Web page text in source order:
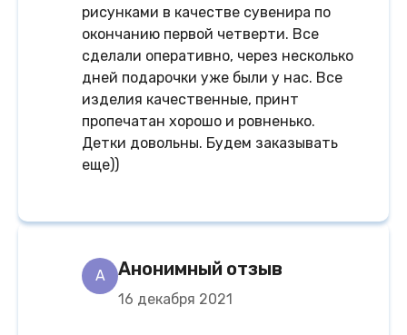
рисунками в качестве сувенира по
окончанию первой четверти. Все
сделали оперативно, через несколько
дней подарочки уже были у нас. Все
изделия качественные, принт
пропечатан хорошо и ровненько.
Детки довольны. Будем заказывать
еще))
A Анонимный отзыв
16 декабря 2021